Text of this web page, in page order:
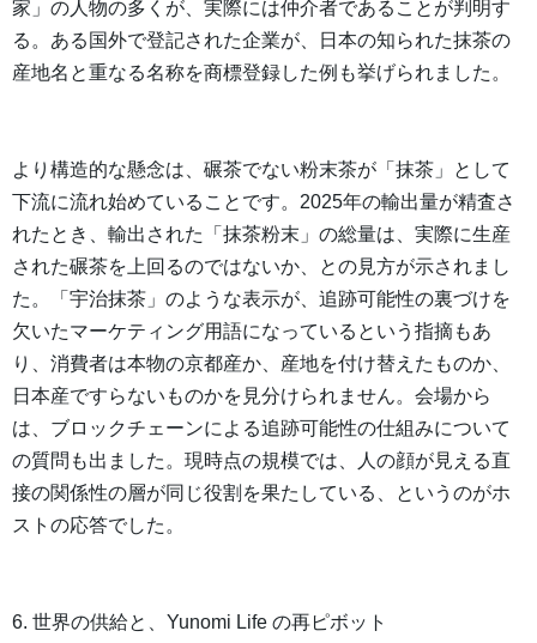
家」の人物の多くが、実際には仲介者であることが判明す
る。ある国外で登記された企業が、日本の知られた抹茶の
産地名と重なる名称を商標登録した例も挙げられました。
より構造的な懸念は、碾茶でない粉末茶が「抹茶」として
下流に流れ始めていることです。2025年の輸出量が精査さ
れたとき、輸出された「抹茶粉末」の総量は、実際に生産
された碾茶を上回るのではないか、との見方が示されまし
た。「宇治抹茶」のような表示が、追跡可能性の裏づけを
欠いたマーケティング用語になっているという指摘もあ
り、消費者は本物の京都産か、産地を付け替えたものか、
日本産ですらないものかを見分けられません。会場から
は、ブロックチェーンによる追跡可能性の仕組みについて
の質問も出ました。現時点の規模では、人の顔が見える直
接の関係性の層が同じ役割を果たしている、というのがホ
ストの応答でした。
6. 世界の供給と、Yunomi Life の再ピボット